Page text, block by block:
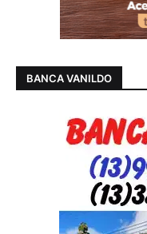
BANCA VANILDO